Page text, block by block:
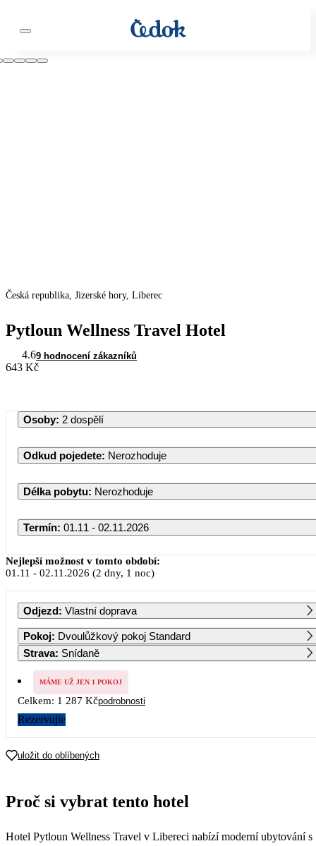
Česká republika, Jizerské hory, Liberec
Pytloun Wellness Travel Hotel
4.69 hodnocení zákazníků
643 Kč
Osoby: 2 dospělí
Odkud pojedete: Nerozhoduje
Délka pobytu: Nerozhoduje
Termín: 01.11 - 02.11.2026
Listopad 2026
PO ÚT ST ČT PÁ SO NE
1
2 3 4 5 6 7 8
9 10
16
643
17 18 19 20 21 22
Nejlepší možnost v tomto období:
01.11 - 02.11.2026 (2 dny, 1 noc)
Odjezd: Vlastní doprava
Pokoj: Dvoulůžkový pokoj Standard
Strava: Snídaně
MÁME UŽ JEN 1 POKOJ
Celkem: 1 287 Kčpodrobnosti
Rezervujte
uložit do oblíbených
Proč si vybrat tento hotel
Hotel Pytloun Wellness Travel v Libereci nabízí moderní ubytování s